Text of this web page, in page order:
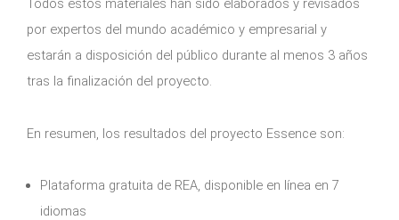
Todos estos materiales han sido elaborados y revisados
por expertos del mundo académico y empresarial y
estarán a disposición del público durante al menos 3 años
tras la finalización del proyecto.
En resumen, los resultados del proyecto Essence son:
Plataforma gratuita de REA, disponible en línea en 7
idiomas